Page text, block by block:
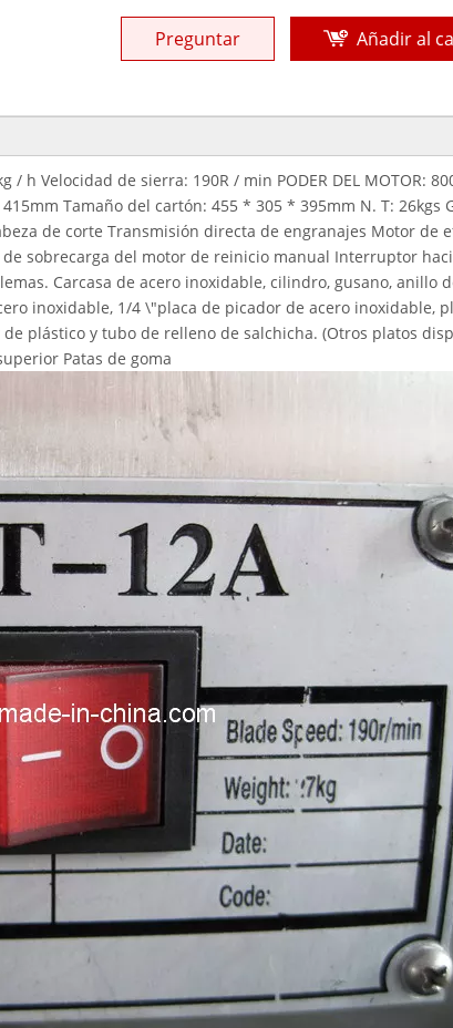
Preguntar Añadir al
/ h Velocidad de sierra: 190R / min PODER DEL MOTOR:
Tamaño del cartón: 455 * 305 * 395mm N. T: 26kgs
de corte Transmisión directa de engranajes Motor de
sobrecarga del motor de reinicio manual Interruptor
Carcasa de acero inoxidable, cilindro, gusano, anillo
inoxidable, 1/4 \"placa de picador de acero inoxidable,
plástico y tubo de relleno de salchicha. (Otros platos
Patas de goma